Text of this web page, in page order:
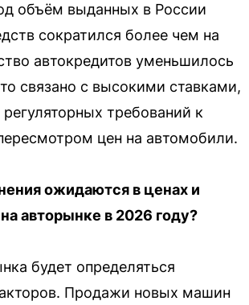
объём выданных в России
сократился более чем на
автокредитов уменьшилось
связано с высокими ставками,
требований к
цен на автомобили.
ожидаются в ценах и
авторынке в 2026 году?
будет определяться
Продажи новых машин